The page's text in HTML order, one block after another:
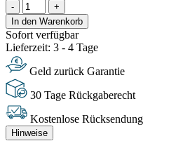
-
+
In den Warenkorb
Sofort verfügbar
Lieferzeit: 3 - 4 Tage
Geld zurück Garantie
30 Tage Rückgaberecht
Kostenlose Rücksendung
Hinweise